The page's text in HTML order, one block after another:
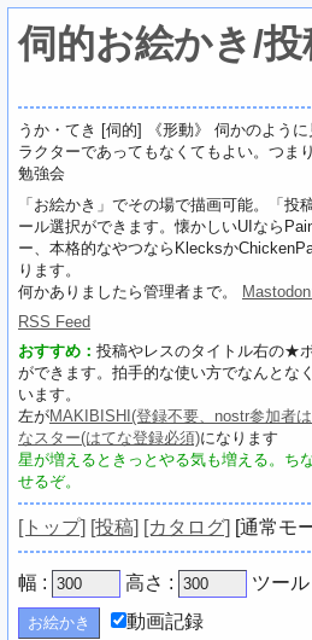
伺的お絵かき/
うか・てき [伺的] 《形動》 伺かのよう
ラクターであってもなくてもよい。つま
勉強会
「お絵かき」でその場で描画可能。「投
ール選択ができます。懐かしいUIなら
ー、本格的なやつならKlecksか
ります。
何かありましたら管理者まで。
RSS Feed
おすすめ： 投稿やレスのタイトル右の★
ができます。拍手的な使い方でなんとな
います。
左がMAKIBISHI(登録不要、nostr参加者
なスター(はてな登録必須)になります
星が増えるときっとやる気も増える。ち
せるぞ。
[トップ] [投稿] [カタログ] [通常モ
幅 : 高さ :
ツール
動画記録